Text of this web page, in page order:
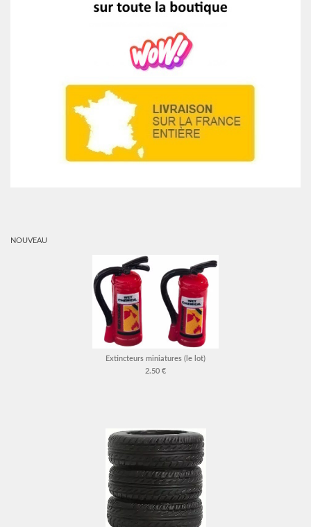
NOUVEAU
Extincteurs miniatures (le lot)
2.50 €